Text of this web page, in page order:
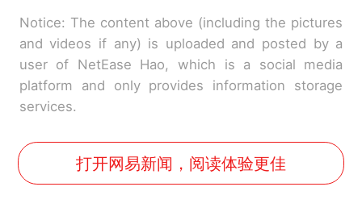
Notice: The content above (including the pictures
and videos if any) is uploaded and posted by a
user of NetEase Hao, which is a social media
platform and only provides information storage
services.
打开网易新闻，阅读体验更佳